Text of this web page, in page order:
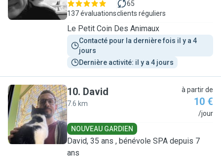
137 évaluations
65
clients réguliers
Le Petit Coin Des Animaux
Contacté pour la dernière fois il y a 4
jours
Dernière activité: il y a 4 jours
D
10. David
7.6 km
à partir de
10 €
/jour
NOUVEAU GARDIEN
David, 35 ans , bénévole SPA depuis 7
ans